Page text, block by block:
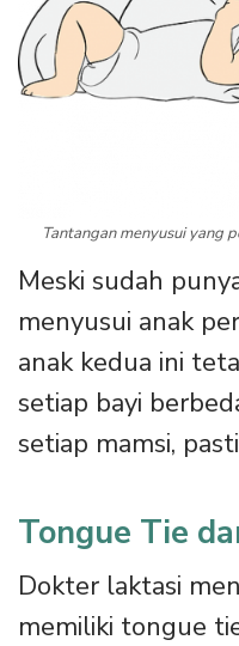
Tantangan menyusui yang
Meski sudah
menyusui anak
anak kedua ini
setiap bayi
setiap mamsi,
Tongue Tie
Dokter laktasi
memiliki tongue